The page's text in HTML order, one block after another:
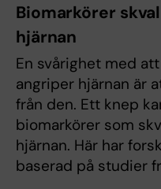
Biomarkörer
hjärnan
En svårighet med
angriper hjärnan är
från den. Ett knep
biomarkörer som
hjärnan. Här har
baserad på studier